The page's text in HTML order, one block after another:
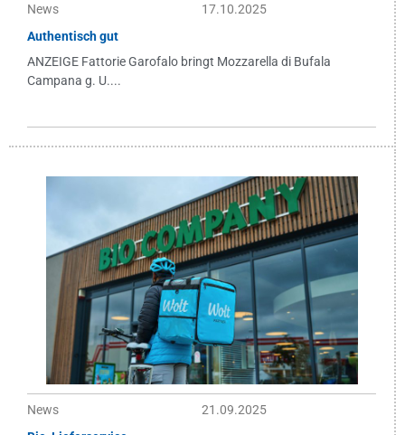
News
17.10.2025
Authentisch gut
ANZEIGE Fattorie Garofalo bringt Mozzarella di Bufala
Campana g. U....
News
21.09.2025